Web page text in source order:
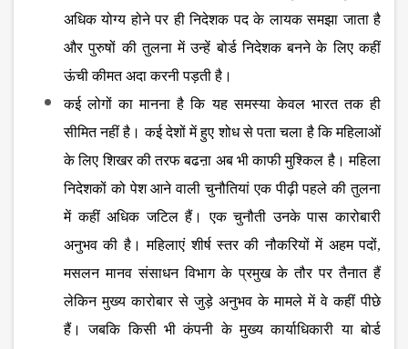
अधिक योग्य होने पर ही निदेशक पद के लायक समझा जाता है
और पुरुषों की तुलना में उन्हें बोर्ड निदेशक बनने के लिए कहीं
ऊंची कीमत अदा करनी पड़ती है।
कई लोगों का मानना है कि यह समस्या केवल भारत तक ही
सीमित नहीं है। कई देशों में हुए शोध से पता चला है कि महिलाओं
के लिए शिखर की तरफ बढऩा अब भी काफी मुश्किल है। महिला
निदेशकों को पेश आने वाली चुनौतियां एक पीढ़ी पहले की तुलना
में कहीं अधिक जटिल हैं। एक चुनौती उनके पास कारोबारी
अनुभव की है। महिलाएं शीर्ष स्तर की नौकरियों में अहम पदों,
मसलन मानव संसाधन विभाग के प्रमुख के तौर पर तैनात हैं
लेकिन मुख्य कारोबार से जुड़े अनुभव के मामले में वे कहीं पीछे
हैं। जबकि किसी भी कंपनी के मुख्य कार्याधिकारी या बोर्ड